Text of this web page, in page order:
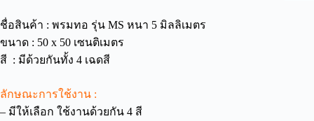
ชื่อสินค้า : พรมทอ รุ่น MS หนา 5 มิลลิเมตร
ขนาด : 50 x 50 เซนติเมตร
สี : มีด้วยกันทั้ง 4 เฉดสี
ลักษณะการใช้งาน :
– มีให้เลือก ใช้งานด้วยกัน 4 สี